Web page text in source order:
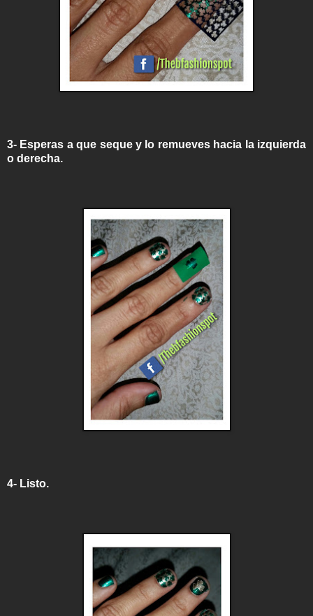
3- Esperas a que seque y lo remueves hacia la izquierda
o derecha.
4- Listo.